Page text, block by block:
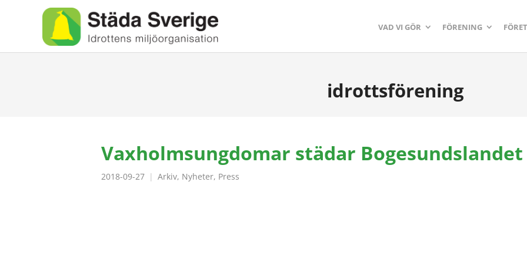
VAD VI GÖR FÖRENING
idrottsförening
Vaxholmsungdomar städar Bogesundslandet
2018-09-27 Arkiv, Nyheter, Press